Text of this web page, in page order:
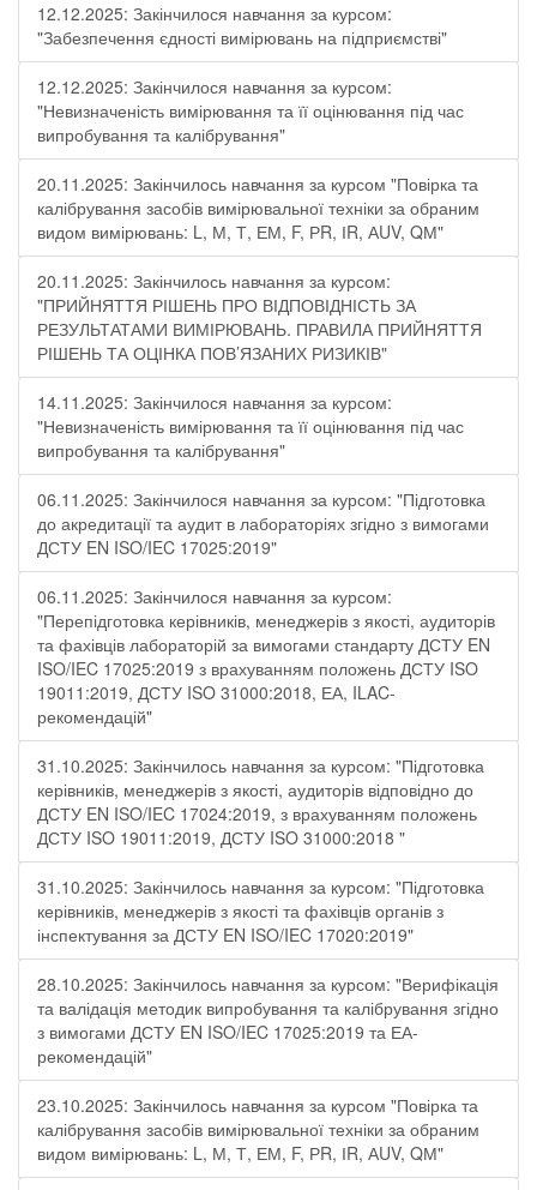
12.12.2025: Закінчилося навчання за курсом:
"Забезпечення єдності вимірювань на підприємстві"
12.12.2025: Закінчилося навчання за курсом:
"Невизначеність вимірювання та її оцінювання під час
випробування та калібрування"
20.11.2025: Закінчилось навчання за курсом "Повірка та
калібрування засобів вимірювальної техніки за обраним
видом вимірювань: L, М, Т, ЕМ, F, РR, ІR, АUV, QМ"
20.11.2025: Закінчилось навчання за курсом:
"ПРИЙНЯТТЯ РІШЕНЬ ПРО ВІДПОВІДНІСТЬ ЗА
РЕЗУЛЬТАТАМИ ВИМІРЮВАНЬ. ПРАВИЛА ПРИЙНЯТТЯ
РІШЕНЬ ТА ОЦІНКА ПОВ’ЯЗАНИХ РИЗИКІВ"
14.11.2025: Закінчилося навчання за курсом:
"Невизначеність вимірювання та її оцінювання під час
випробування та калібрування"
06.11.2025: Закінчилося навчання за курсом: "Підготовка
до акредитації та аудит в лабораторіях згідно з вимогами
ДСТУ EN ISO/IEC 17025:2019"
06.11.2025: Закінчилося навчання за курсом:
"Перепідготовка керівників, менеджерів з якості, аудиторів
та фахівців лабораторій за вимогами стандарту ДСТУ EN
ISO/IEC 17025:2019 з врахуванням положень ДСТУ ISO
19011:2019, ДСТУ ISO 31000:2018, ЕА, ILAC-
рекомендацій"
31.10.2025: Закінчилось навчання за курсом: "Підготовка
керівників, менеджерів з якості, аудиторів відповідно до
ДСТУ EN ISO/IEC 17024:2019, з врахуванням положень
ДСТУ ISO 19011:2019, ДСТУ ISO 31000:2018 "
31.10.2025: Закінчилось навчання за курсом: "Підготовка
керівників, менеджерів з якості та фахівців органів з
інспектування за ДСТУ EN ISO/IEC 17020:2019"
28.10.2025: Закінчилось навчання за курсом: "Верифікація
та валідація методик випробування та калібрування згідно
з вимогами ДСТУ EN ISO/IEC 17025:2019 та ЕА-
рекомендацій"
23.10.2025: Закінчилось навчання за курсом "Повірка та
калібрування засобів вимірювальної техніки за обраним
видом вимірювань: L, М, Т, ЕМ, F, РR, ІR, АUV, QМ"